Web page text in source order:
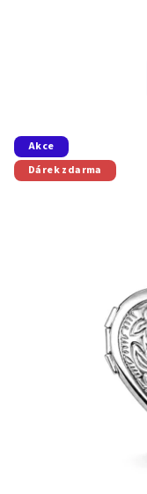
Akce
Dárek zdarma